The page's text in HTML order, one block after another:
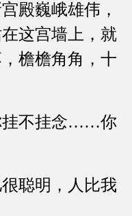
殿巍峨雄伟，
这宫墙上，就
檐檐角角，十
不挂念……你
聪明，人比我